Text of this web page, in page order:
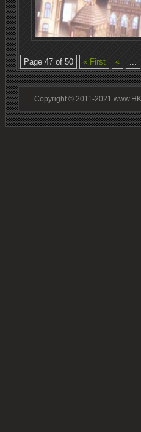
Page 47 of 50 « First « ...
Copyright © 2011-2021